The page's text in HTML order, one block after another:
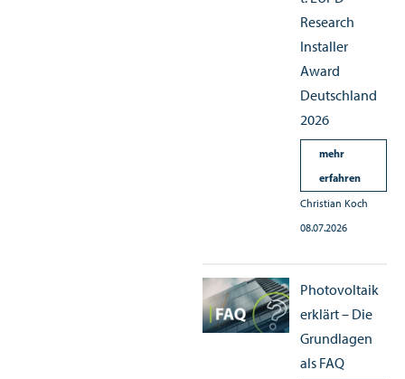
Research
Installer
Award
Deutschland
2026
mehr
erfahren
Christian Koch
08.07.2026
Photovoltaik
erklärt – Die
Grundlagen
als FAQ